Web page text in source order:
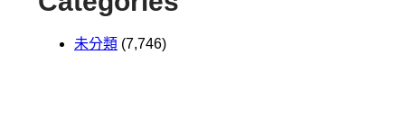
未分類 (7,746)